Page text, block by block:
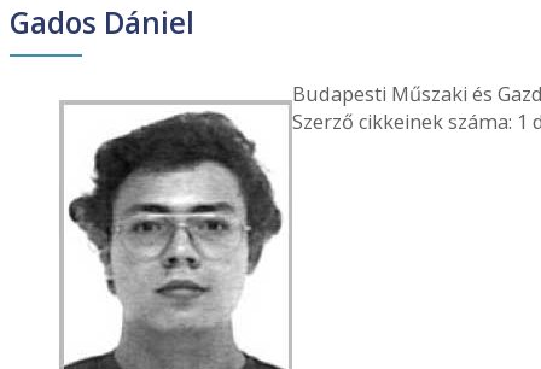
Gados Dániel
Budapesti Műszaki és
Szerző cikkeinek száma: 1